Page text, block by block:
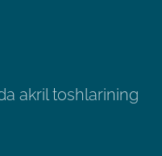
akril toshlarining